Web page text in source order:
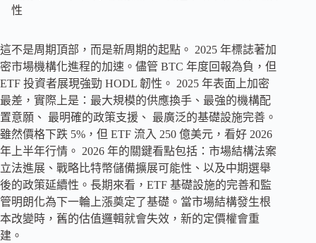
性
這不是周期頂部，而是新周期的起點。 2025 年標誌著加
密市場機構化進程的加速。儘管 BTC 年度回報為負，但
ETF 投資者展現強勁 HODL 韌性。 2025 年表面上加密
最差，實際上是：最大規模的供應換手、最強的機構配
置意願、 最明確的政策支援、 最廣泛的基礎設施完善。
雖然價格下跌 5%，但 ETF 流入 250 億美元，看好 2026
年上半年行情。 2026 年的關鍵看點包括：市場結構法案
立法進展、戰略比特幣儲備擴展可能性、以及中期選舉
後的政策延續性。長期來看，ETF 基礎設施的完善和監
管明朗化為下一輪上漲奠定了基礎。當市場結構發生根
本改變時，舊的估值邏輯就會失效，新的定價權會重
建。